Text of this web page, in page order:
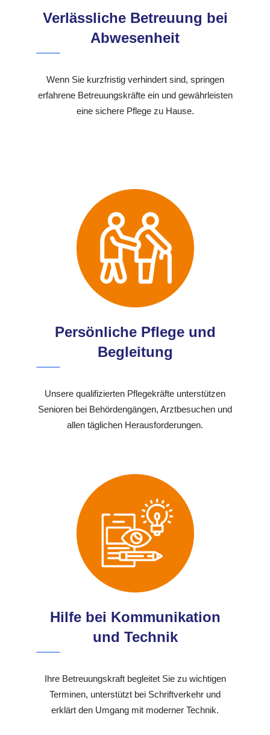
Verlässliche Betreuung bei
Abwesenheit
Wenn Sie kurzfristig verhindert sind, springen
erfahrene Betreuungskräfte ein und gewährleisten
eine sichere Pflege zu Hause.
Persönliche Pflege und
Begleitung
Unsere qualifizierten Pflegekräfte unterstützen
Senioren bei Behördengängen, Arztbesuchen und
allen täglichen Herausforderungen.
Hilfe bei Kommunikation
und Technik
Ihre Betreuungskraft begleitet Sie zu wichtigen
Terminen, unterstützt bei Schriftverkehr und
erklärt den Umgang mit moderner Technik.